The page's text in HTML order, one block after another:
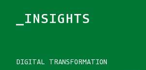
DIGITAL TRANSFORMATION
TOPICS